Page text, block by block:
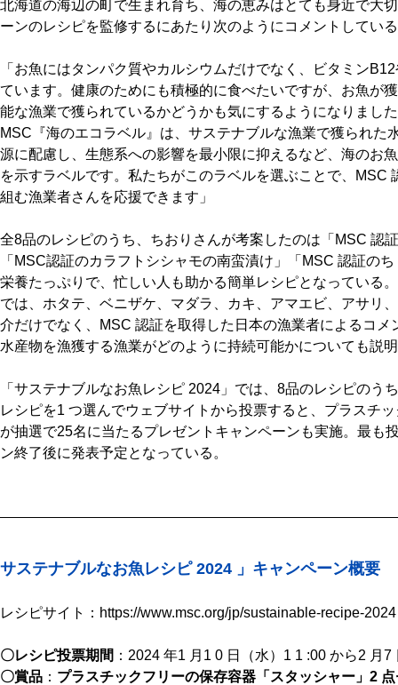
北海道の海辺の町で生まれ育ち、海の恵みはとても身近で大
ーンのレシピを監修するにあたり次のようにコメントしてい
「お魚にはタンパク質やカルシウムだけでなく、ビタミン
ています。健康のためにも積極的に食べたいですが、お魚が
能な漁業で獲られているかどうかも気にするようになりまし
MSC『海のエコラベル』は、サステナブルな漁業で獲られた
源に配慮し、生態系への影響を最小限に抑えるなど、海のお
を示すラベルです。私たちがこのラベルを選ぶことで、MSC
組む漁業者さんを応援できます」
全8品のレシピのうち、ちおりさんが考案したのは「MSC 認
「MSC認証のカラフトシシャモの南蛮漬け」「MSC 認証の
栄養たっぷりで、忙しい人も助かる簡単レシピとなっている
では、ホタテ、ベニザケ、マダラ、カキ、アマエビ、アサリ
介だけでなく、MSC 認証を取得した日本の漁業者によるコ
水産物を漁獲する漁業がどのように持続可能かについても説
「サステナブルなお魚レシピ 2024」では、8品のレシピのう
レシピを1 つ選んでウェブサイトから投票すると、プラスチ
が抽選で25名に当たるプレゼントキャンペーンも実施。最も
ン終了後に発表予定となっている。
サステナブルなお魚レシピ 2024 」キャンペーン概要
レシピサイト： https://www.msc.org/jp/sustainable-recipe-2024
〇レシピ投票期間 ：2024 年1 月1 0 日（水）1 1 :00 から2 月
〇賞品 ： プラスチックフリーの保存容器「スタッシャー」2